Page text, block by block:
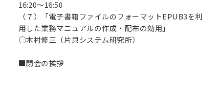
16:20～16:50
（７）「電子書籍ファイルのフォーマットEPUB3を利
用した業務マニュアルの作成・配布の効用」
○木村修三（片貝システム研究所）
■閉会の挨拶